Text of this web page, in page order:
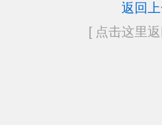
返回
[ 点击这里